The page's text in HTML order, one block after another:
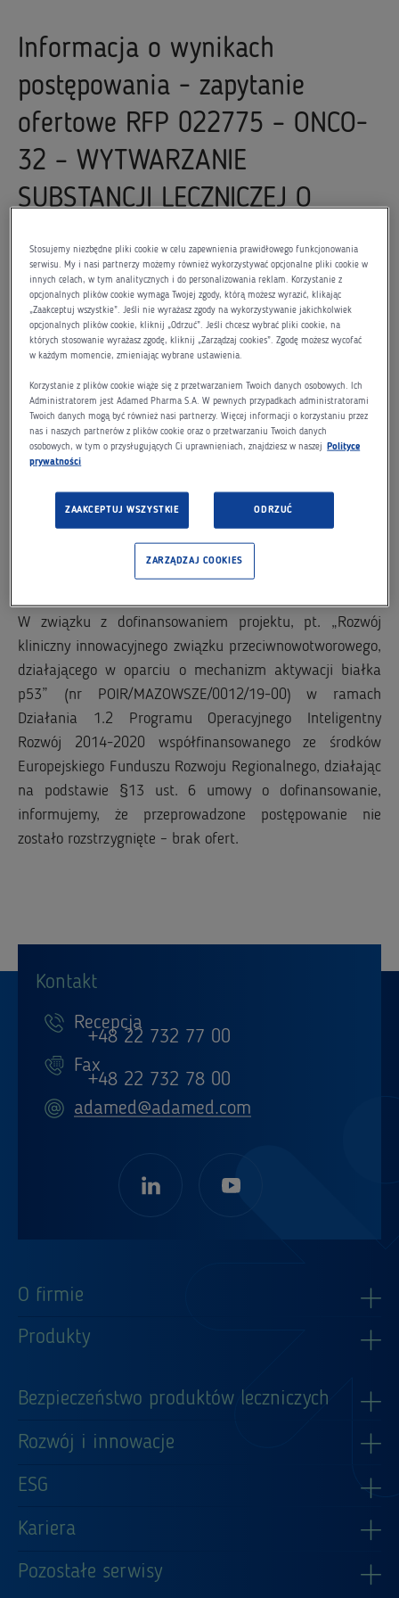
Informacja o wynikach
postępowania - zapytanie
ofertowe RFP 022775 – ONCO-
32 – WYTWARZANIE
SUBSTANCJI LECZNICZEJ O
PRZECIWNOWOTWOROWYM W
STANDARDZIE DOBREJ
PRAKTYKI PRODUKCYJNEJ
W związku z dofinansowaniem projektu, pt. „Rozwój
kliniczny innowacyjnego związku przeciwnowotworowego,
działającego w oparciu o mechanizm aktywacji białka
p53” (nr POIR/MAZOWSZE/0012/19-00) w ramach
Działania 1.2 Programu Operacyjnego Inteligentny
Rozwój 2014-2020 współfinansowanego ze środków
Europejskiego Funduszu Rozwoju Regionalnego, działając
na podstawie §13 ust. 6 umowy o dofinansowanie,
informujemy, że przeprowadzone postępowanie nie
zostało rozstrzygnięte – brak ofert.
O firmie
Produkty
Bezpieczeństwo produktów leczniczych
Rozwój i innowacje
ESG
Kariera
Pozostałe serwisy
Kontakt
Recepcja
+48 22 732 77 00
Fax
+48 22 732 78 00
adamed@adamed.com
Stosujemy niezbędne pliki cookie w celu zapewnienia prawidłowego funkcjonowania
serwisu. My i nasi partnerzy możemy również wykorzystywać opcjonalne pliki cookie w
innych celach, w tym analitycznych i do personalizowania reklam. Korzystanie z
opcjonalnych plików cookie wymaga Twojej zgody, którą możesz wyrazić, klikając
„Zaakceptuj wszystkie”. Jeśli nie wyrażasz zgody na wykorzystywanie jakichkolwiek
opcjonalnych plików cookie, kliknij „Odrzuć”. Jeśli chcesz wybrać pliki cookie, na
których stosowanie wyrażasz zgodę, kliknij „Zarządzaj cookies”. Zgodę możesz wycofać
w każdym momencie, zmieniając wybrane ustawienia.
Korzystanie z plików cookie wiąże się z przetwarzaniem Twoich danych osobowych. Ich
Administratorem jest Adamed Pharma S.A. W pewnych przypadkach administratorami
Twoich danych mogą być również nasi partnerzy. Więcej informacji o korzystaniu przez
nas i naszych partnerów z plików cookie oraz o przetwarzaniu Twoich danych
osobowych, w tym o przysługujących Ci uprawnieniach, znajdziesz w naszej Polityce
prywatności
ZAAKCEPTUJ WSZYSTKIE ODRZUĆ
ZARZĄDZAJ COOKIES